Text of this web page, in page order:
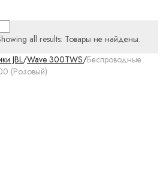
all results: Товары не найдены.
JBL/Wave 300TWS/Беспроводные
(Розовый)